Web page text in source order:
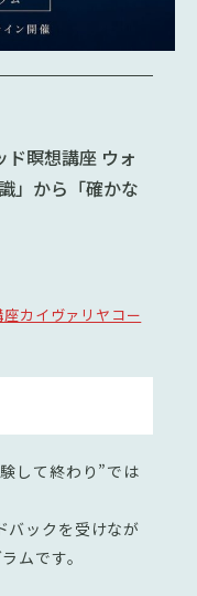
ド瞑想講座 ウォ
」から「確かな
カイヴァリヤコー
して終わり”では
バックを受けなが
ムです。